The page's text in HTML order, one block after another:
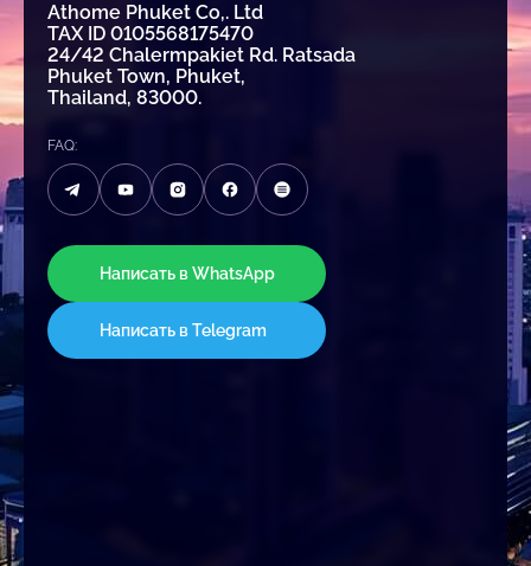
Athome Phuket Co,. Ltd
TAX ID 0105568175470
24/42 Chalermpakiet Rd. Ratsada
Phuket Town, Phuket,
Thailand, 83000.
FAQ:
Написать в WhatsApp
Написать в Telegram